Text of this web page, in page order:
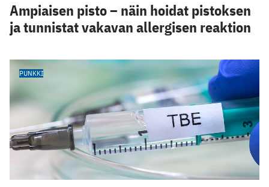
Ampiaisen pisto – näin hoidat pistoksen
ja tunnistat vakavan allergisen reaktion
PUNKKI